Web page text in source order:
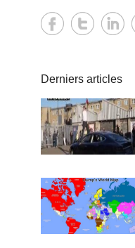
Derniers articles